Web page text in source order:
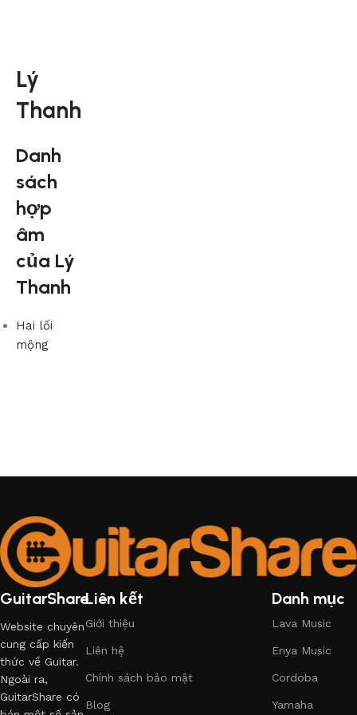
Lý
Thanh
Danh
sách
hợp
âm
của Lý
Thanh
Hai lối
mộng
GuitarShare
Website chuyên
cung cấp kiến
thức về Guitar.
Ngoài ra,
GuitarShare có
Liên kết
Giới thiệu
Liên hệ
Chính sách bảo mật
Blog
Danh mục
Lava Music
Enya Music
Cordoba
Yamaha